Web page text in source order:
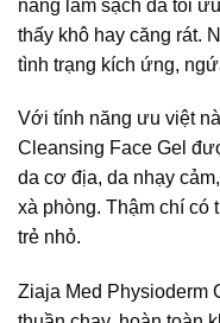
năng làm sạch da tối
thấy khô hay căng rát.
tình trạng kích ứng,
Với tính năng ưu việt
Cleansing Face Gel
da cơ địa, da nhạy
xà phòng. Thậm chí có
trẻ nhỏ.
Ziaja Med Physioderm